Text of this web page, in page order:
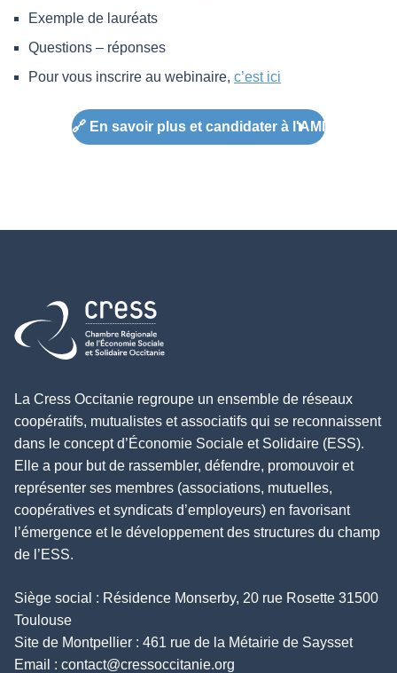
Exemple de lauréats
Questions – réponses
Pour vous inscrire au webinaire, c’est ici
🔗 En savoir plus et candidater à l'AMI
Retour à l'accueil
La Cress Occitanie regroupe un ensemble de réseaux
coopératifs, mutualistes et associatifs qui se reconnaissent
dans le concept d’Économie Sociale et Solidaire (ESS).
Elle a pour but de rassembler, défendre, promouvoir et
représenter ses membres (associations, mutuelles,
coopératives et syndicats d’employeurs) en favorisant
l’émergence et le développement des structures du champ
de l’ESS.
Siège social : Résidence Monserby, 20 rue Rosette 31500
Toulouse
Site de Montpellier : 461 rue de la Métairie de Saysset
Email : contact@cressoccitanie.org